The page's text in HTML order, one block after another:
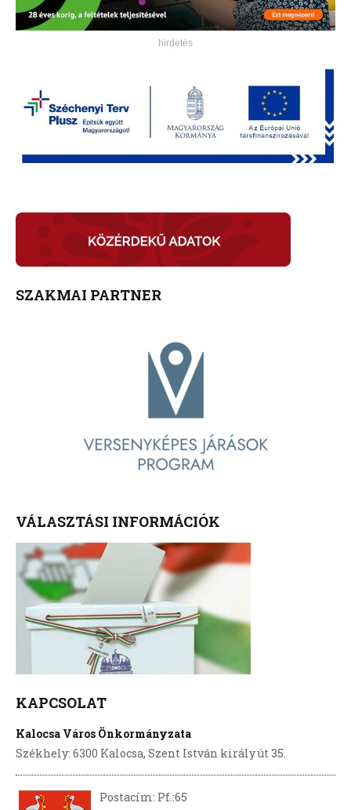
hirdetés
SZAKMAI PARTNER
VÁLASZTÁSI INFORMÁCIÓK
KAPCSOLAT
Kalocsa Város Önkormányzata
Székhely: 6300 Kalocsa, Szent István király út 35.
Postacím: Pf.:65